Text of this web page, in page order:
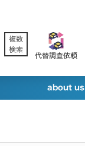
複数
検索
代替調査依頼
about us